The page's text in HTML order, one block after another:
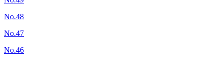
No.48
No.47
No.46